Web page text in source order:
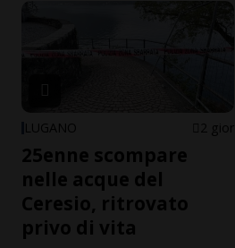
LUGANO 2 gior
25enne scompare
nelle acque del
Ceresio, ritrovato
privo di vita